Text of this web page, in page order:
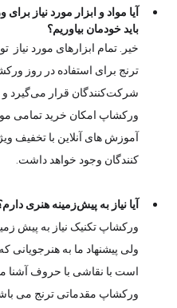
آیا مواد و ابزار مورد نیاز
باید خودمان بیاوریم؟
خیر. تمام ابزارهای مورد نیاز
ترنج برای استفاده در روز
شرکت‌کنندگان
ورکشاپ امکان خرید تمامی
آموزش های آنلاین با تخفیف
کنندگان وجود خواهد داشت.
آیا نیاز به پیش‌زمینه هنری دارم؟
ورکشاپ تکنیک نیاز به پیش
ولی پیشنهاد ما به هنرجویانی
است با نقاشی با حروف آشنا
ورکشاپ مقدماتی ترنج می